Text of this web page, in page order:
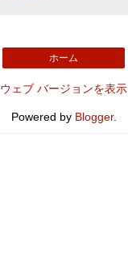
ホーム
ウェブ バージョンを表示
Powered by Blogger.